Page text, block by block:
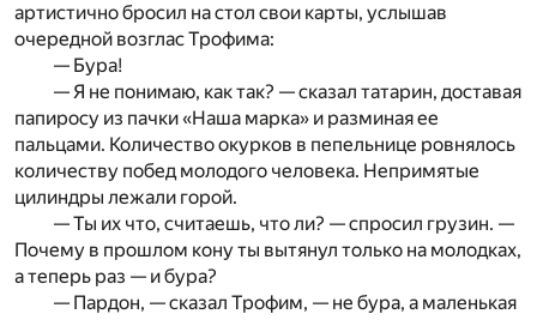
артистично бросил на стол свои карты, услышав
очередной возглас Трофима:
— Бура!
— Я не понимаю, как так? — сказал татарин, доставая
папиросу из пачки «Наша марка» и разминая ее
пальцами. Количество окурков в пепельнице ровнялось
количеству побед молодого человека. Непримятые
цилиндры лежали горой.
— Ты их что, считаешь, что ли? — спросил грузин. —
Почему в прошлом кону ты вытянул только на молодках,
а теперь раз — и бура?
— Пардон, — сказал Трофим, — не бура, а маленькая